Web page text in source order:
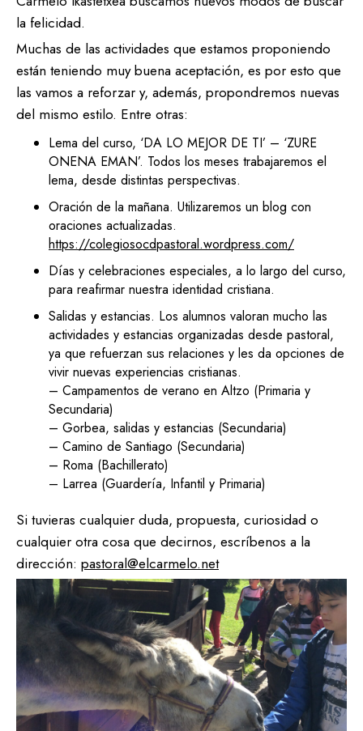
la felicidad.
Muchas de las actividades que estamos proponiendo
están teniendo muy buena aceptación, es por esto que
las vamos a reforzar y, además, propondremos nuevas
del mismo estilo. Entre otras:
Lema del curso, ‘DA LO MEJOR DE TI’ – ‘ZURE
ONENA EMAN’. Todos los meses trabajaremos el
lema, desde distintas perspectivas.
Oración de la mañana. Utilizaremos un blog con
oraciones actualizadas.
https://colegiosocdpastoral.wordpress.com/
Días y celebraciones especiales, a lo largo del curso,
para reafirmar nuestra identidad cristiana.
Salidas y estancias. Los alumnos valoran mucho las
actividades y estancias organizadas desde pastoral,
ya que refuerzan sus relaciones y les da opciones de
vivir nuevas experiencias cristianas.
– Campamentos de verano en Altzo (Primaria y
Secundaria)
– Gorbea, salidas y estancias (Secundaria)
– Camino de Santiago (Secundaria)
– Roma (Bachillerato)
– Larrea (Guardería, Infantil y Primaria)
Si tuvieras cualquier duda, propuesta, curiosidad o
cualquier otra cosa que decirnos, escríbenos a la
dirección: pastoral@elcarmelo.net